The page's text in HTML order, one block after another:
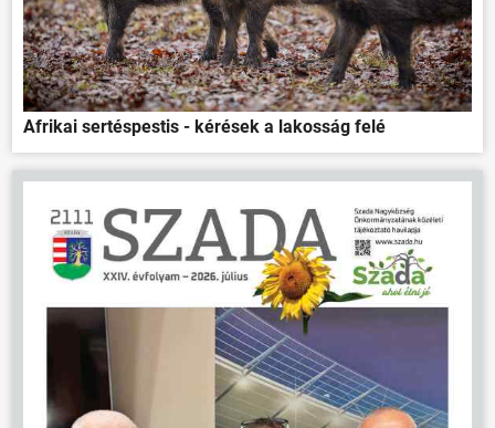
Afrikai sertéspestis - kérések a lakosság felé